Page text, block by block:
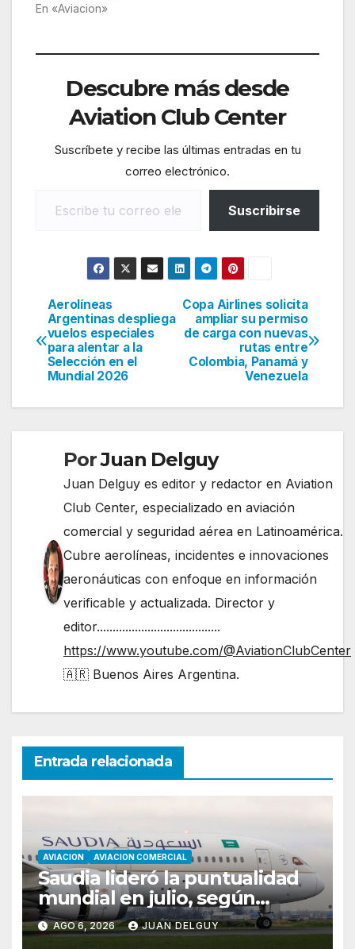
En «Aviacion»
Descubre más desde
Aviation Club Center
Suscríbete y recibe las últimas entradas en tu
correo electrónico.
Suscribirse
Navegación
de
entradas
Copa Airlines solicita
ampliar su permiso
de carga con nuevas
rutas entre
Colombia, Panamá y
Venezuela
Aerolíneas
Argentinas despliega
vuelos especiales
para alentar a la
Selección en el
Mundial 2026
PorJuan Delguy
Juan Delguy es editor y redactor en Aviation
Club Center, especializado en aviación
comercial y seguridad aérea en Latinoamérica.
Cubre aerolíneas, incidentes e innovaciones
aeronáuticas con enfoque en información
verificable y actualizada. Director y
editor.......................................
https://www.youtube.com/@AviationClubCenter
🇦🇷 Buenos Aires Argentina.
Entrada relacionada
AVIACION AVIACION COMERCIAL
Saudia lideró la puntualidad
mundial en julio, según
Cirium
AGO 6, 2026 JUAN DELGUY